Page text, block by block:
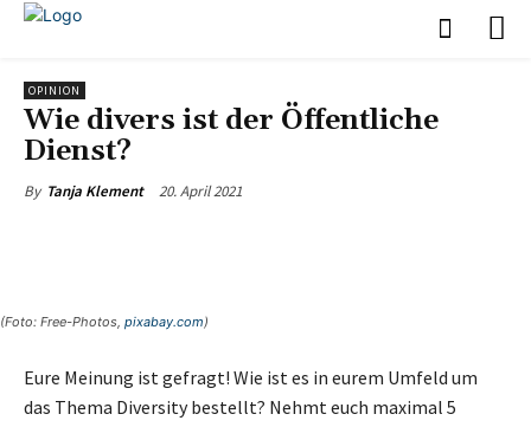
OPINION
Wie divers ist der Öffentliche
Dienst?
By Tanja Klement 20. April 2021
(Foto: Free-Photos, pixabay.com)
Eure Meinung ist gefragt! Wie ist es in eurem Umfeld um
das Thema Diversity bestellt? Nehmt euch maximal 5